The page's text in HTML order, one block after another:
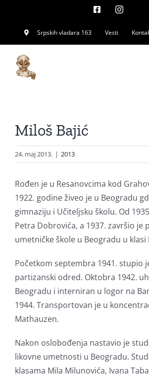
content
FacebookInstagram
Srpskih vladara 163 Vesti
Miloš Bajić
24. maj 2013. | 2013
Rođen je u Resanovcima kod
1922. godine živeo je u Beogradu
gimnaziju i Učiteljsku školu. Od
Petra Dobrovića, a 1937. završio je
umetničke škole u Beogradu u klasi
Početkom septembra 1941. stupio
partizanski odred. Oktobra 1942.
Beogradu i interniran u logor na
1944. Transportovan je u
Mathauzen.
Nakon oslobođenja nastavio je
likovne umetnosti u Beogradu.
klasama Mila Milunovića, Ivana